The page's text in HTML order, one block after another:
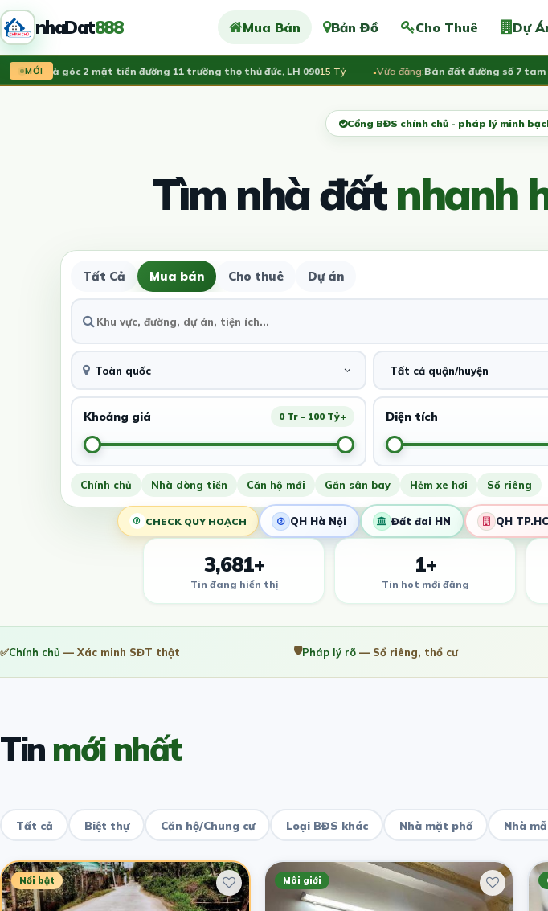
nhaDat888 Mua Bán Bản Đồ Cho Thuê Dự
MỚI
nhà góc 2 mặt tiền đường 11 trường thọ thủ đức, LH 09015 Tỷ Vừa đăng: Bán đất đường số 7 tam bình
Cổng BĐS chính chủ - pháp lý minh
Tìm nhà đấtnhanh
Tất Cả Mua bán Cho thuê Dự án
Toàn quốc Tất cả quận/huyện
Khoảng giá 0 Tr - 100 Tỷ+ Diện tích
Chính chủ Nhà dòng tiền Căn hộ mới Gần sân bay Hẻm xe hơi Sổ riêng
CHECK QUY HOẠCH QH Hà Nội Đất đai HN QH
3,681+
Tin đang hiển thị
1+
Tin hot mới đăng
✅Chính chủ — Xác minh SĐT thật 🛡️Pháp lý rõ — Sổ riêng, thổ cư
Tinmới nhất
Tất cả Biệt thự Căn hộ/Chung cư Loại BĐS khác Nhà mặt phố Nhà
Nổi bật Môi giới